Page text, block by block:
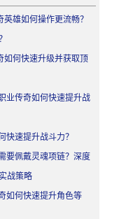
英雄如何操作更流畅？
如何快速升级并获取顶
业传奇如何快速提升战
快速提升战斗力？
要佩戴灵魂项链？深度
战策略
如何快速提升角色等